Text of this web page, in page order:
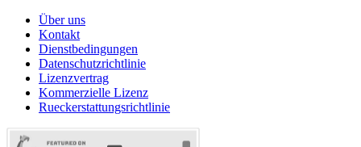
Über uns
Kontakt
Dienstbedingungen
Datenschutzrichtlinie
Lizenzvertrag
Kommerzielle Lizenz
Rueckerstattungsrichtlinie